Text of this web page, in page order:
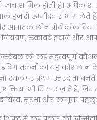
शामिल होती है। अधिकांश
उम्मीदवार भाग लेते
आपातकालीन प्रोटोकॉलदिया
रुकावटें हटाने और
कॉन्स्टेबल को कई महत्वपूर्ण
तकनीक। यह कौशल
स्थल पर प्रथम उत्तरदाता
भी सिखाए जाते हैं,
दायित्व, सुरक्षा और कानूनी